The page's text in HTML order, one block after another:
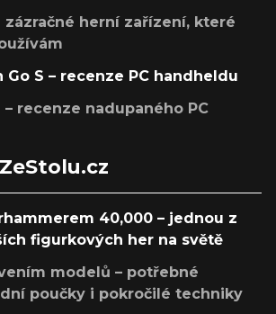
zázračné herní zařízení, které
S – recenze PC handheldu
– recenze nadupaného PC
40,000 – jednou z
figurkových her na světě
modelů – potřebné
poučky i pokročilé techniky